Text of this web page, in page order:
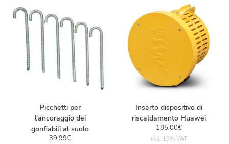
Picchetti per
l’ancoraggio dei
gonfiabili al suolo
39,99€
Inserto dispositivo di
riscaldamento Huawei
185,00€
incl. 19% VAT